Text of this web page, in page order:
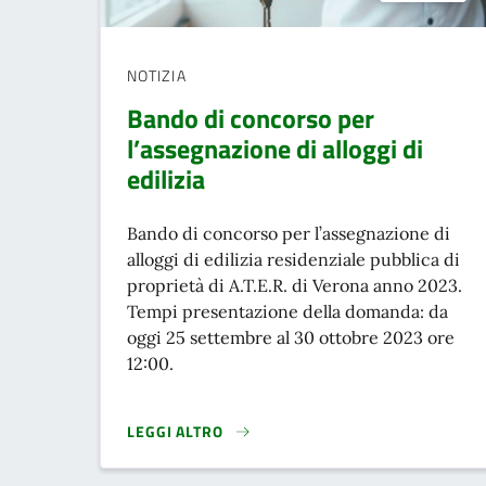
NOTIZIA
Bando di concorso per
l’assegnazione di alloggi di
edilizia
Bando di concorso per l’assegnazione di
alloggi di edilizia residenziale pubblica di
proprietà di A.T.E.R. di Verona anno 2023.
Tempi presentazione della domanda: da
oggi 25 settembre al 30 ottobre 2023 ore
12:00.
LEGGI ALTRO
BANDO DI CONCORSO PER L’ASSEGNAZIONE DI